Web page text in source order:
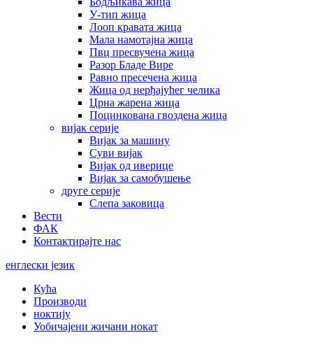
У-тип жица
Лооп кравата жица
Мала намотајна жица
Пвц пресвучена жица
Разор Бладе Вире
Равно пресечена жица
Жица од нерђајућег челика
Црна жарена жица
Поцинкована гвоздена жица
вијак серије
Вијак за машину
Суви вијак
Вијак од иверице
Вијак за самобушење
друге серије
Слепа заковица
Вести
ФАК
Контактирајте нас
енглески језик
Кућа
Производи
ноктију
Уобичајени жичани нокат